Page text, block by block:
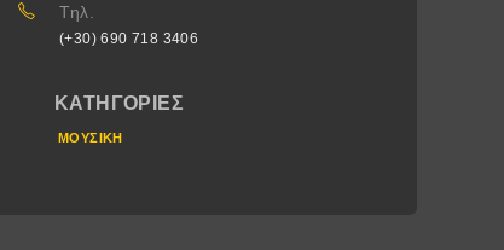
Τηλ.
(+30) 690 718 3406
ΚΑΤΗΓΟΡΊΕΣ
ΜΟΥΣΙΚΉ